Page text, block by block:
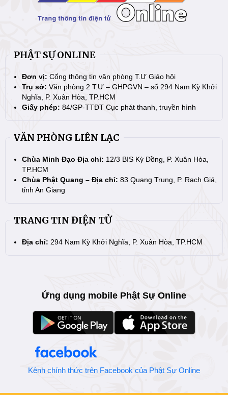
PHẬT SỰ ONLINE
Đơn vị: Cổng thông tin văn phòng T.Ư Giáo hội
Trụ sở: Văn phòng 2 T.Ư – GHPGVN – số 294 Nam Kỳ Khởi
Nghĩa, P. Xuân Hòa, TP.HCM
Giấy phép: 84/GP-TTĐT Cục phát thanh, truyền hình
VĂN PHÒNG LIÊN LẠC
Chùa Minh Đạo Địa chỉ: 12/3 BIS Kỳ Đồng, P. Xuân Hòa,
TP.HCM
Chùa Phật Quang – Địa chỉ: 83 Quang Trung, P. Rạch Giá,
tỉnh An Giang
TRANG TIN ĐIỆN TỬ
Địa chỉ: 294 Nam Kỳ Khởi Nghĩa, P. Xuân Hòa, TP.HCM
Ứng dụng mobile Phật Sự Online
Kênh chính thức trên Facebook của Phật Sự Online